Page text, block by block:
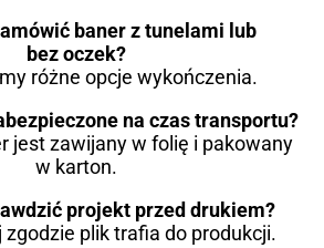
baner z tunelami lub
bez oczek?
różne opcje wykończenia.
na czas transportu?
jest zawijany w folię i pakowany
w karton.
projekt przed drukiem?
zgodzie plik trafia do produkcji.